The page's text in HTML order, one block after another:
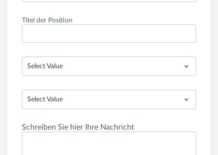
Titel der Position
Select Value
Select Value
Schreiben Sie hier Ihre Nachricht